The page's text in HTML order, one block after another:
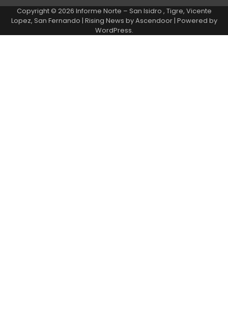
Copyright © 2026 Informe Norte – San Isidro , Tigre, Vicente
Lopez, San Fernando | Rising News byAscendoor| Powered by
WordPress.